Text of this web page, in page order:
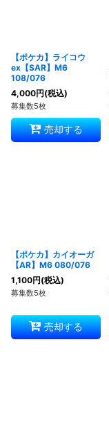
【ポケカ】ライコウ
ex【SAR】M6
108/076
4,000円(税込)
募集数5枚
売却する
【ポケカ】カイオーガ
【AR】M6 080/076
1,100円(税込)
募集数5枚
売却する